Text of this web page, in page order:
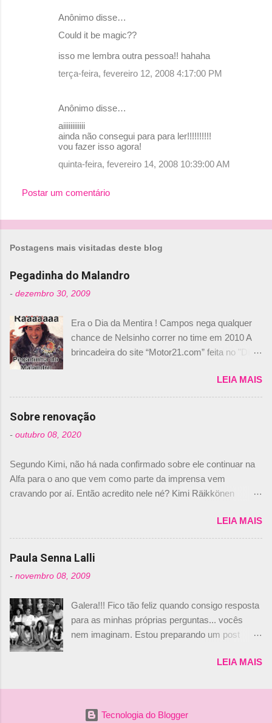
s
Anônimo disse…
Could it be magic??
isso me lembra outra pessoa!! hahaha
terça-feira, fevereiro 12, 2008 4:17:00 PM
Anônimo disse…
aiiiiiiiiiiii
ainda não consegui para para ler!!!!!!!!!!
vou fazer isso agora!
quinta-feira, fevereiro 14, 2008 10:39:00 AM
Postar um comentário
Postagens mais visitadas deste blog
Pegadinha do Malandro
- dezembro 30, 2009
Era o Dia da Mentira ! Campos nega qualquer
chance de Nelsinho correr no time em 2010 A
brincadeira do site “Motor21.com” feita no "Día
de abril –, afirmando que Nelson Piquet havia
comprado 15% das ações da Campos, dando,
com isso, um lugar no time a Nelsinho Piquet,
foi esclarecida de uma vez por todas por
Daniele Audetto, diretor da escuderia. O
não será o companheiro de Bruno Senna em
2010. "Na verdade, nós recebemos uma oferta
de Piquet", admitiu Audetto. “Mas depois de ter
dois brasileiros”, explicou, dizendo ainda que
não tem nada contra o filho do tricampeão
Nelson Piquet. “Ele é um bom piloto, rápido e
experiente.” Audetto disse ainda que a suposta
não corresponde à realidade. “O suposto 15%
de investimento seria menor do que aquilo que
outros pilotos podem trazer: italianos, r...
LEIA MAIS
Sobre renovação
- outubro 08, 2020
Segundo Kimi, não há nada confirmado sobre ele continuar na
Alfa para o ano que vem como parte da imprensa vem
cravando por aí. Então acredito nele né? Kimi Räikkönen
truth but I’ve never had an option in my contract so that’s
should, pretty much, tell you that it’s not true." #Kimi7 #EifelGP
#AlfaRomeoRacing pic.twitter.com/77EDVn39Ia — Kimi
Romain falando sobre o fato do Iceman estar há tantos anos na
@RGrosjean ! #EifelGP 🇩🇪 #F1
pic.twitter.com/GSAu1LWnwW — Formula 1 (@F1) October 8,
2020 Beijinhos, Ludy
LEIA MAIS
Paula Senna Lalli
- novembro 08, 2009
Galera!!! Fico tão feliz quando consigo resposta
para as minhas próprias perguntas... vocês
nem imaginam. Estou preparando um post
nunca falei sobre ela, aqui no Octeto. No meio
aqui: Na época, rendeu um burburinho, porque
LEIA MAIS
Tecnologia do Blogger